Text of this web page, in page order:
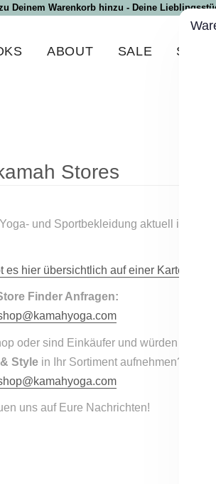
Deinem Warenkorb hinzu - Deine
ABOUT SALE
Stores
Yoga- und Sportbekleidung aktuell in
es hier übersichtlich auf einer Karte.
Finder Anfragen:
oder sind Einkäufer und würden gerne
Style in Ihr Sortiment aufnehmen?
uns auf Eure Nachrichten!